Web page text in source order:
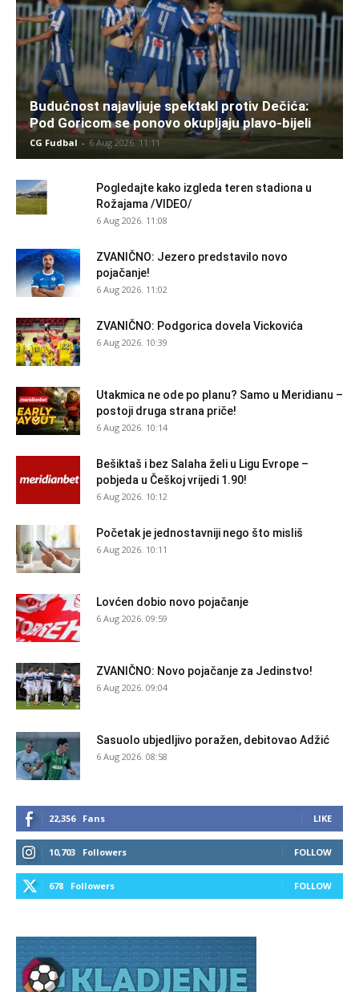
Budućnost najavljuje spektakl protiv Dečića:
Pod Goricom se ponovo okupljaju plavo-bijeli
CG Fudbal - 6 Aug 2026. 11:11
Pogledajte kako izgleda teren stadiona u
Rožajama /VIDEO/
6 Aug 2026. 11:08
ZVANIČNO: Jezero predstavilo novo
pojačanje!
6 Aug 2026. 11:02
ZVANIČNO: Podgorica dovela Vickovića
6 Aug 2026. 10:39
Utakmica ne ode po planu? Samo u Meridianu –
postoji druga strana priče!
6 Aug 2026. 10:14
Bešiktaš i bez Salaha želi u Ligu Evrope –
pobjeda u Češkoj vrijedi 1.90!
6 Aug 2026. 10:12
Početak je jednostavniji nego što misliš
6 Aug 2026. 10:11
Lovćen dobio novo pojačanje
6 Aug 2026. 09:59
ZVANIČNO: Novo pojačanje za Jedinstvo!
6 Aug 2026. 09:04
Sasuolo ubjedljivo poražen, debitovao Adžić
6 Aug 2026. 08:58
22,356 Fans LIKE
10,703 Followers FOLLOW
678 Followers FOLLOW